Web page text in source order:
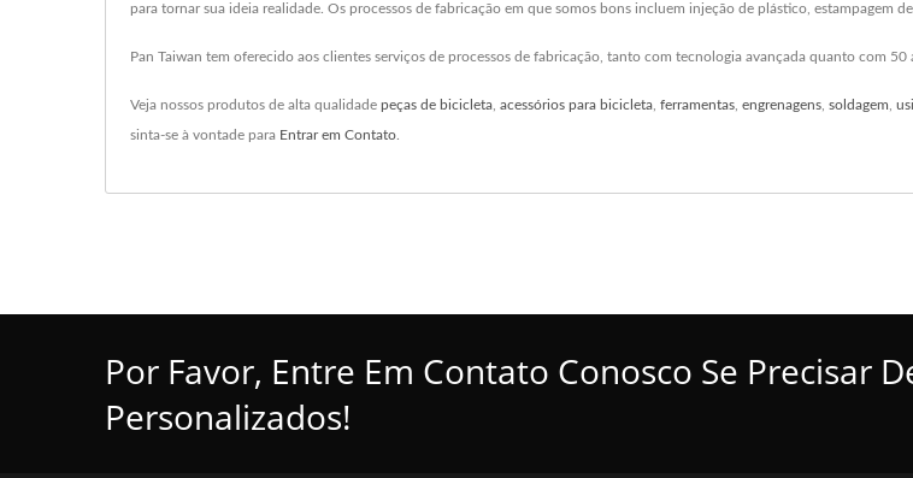
para tornar sua ideia realidade. Os processos de fabricação em que somos bons incluem injeção de plástico, estampagem
Pan Taiwan tem oferecido aos clientes serviços de processos de fabricação, tanto com tecnologia avançada quanto com
Veja nossos produtos de alta qualidade peças de bicicleta, acessórios para bicicleta, ferramentas, engrenagens, soldagem,
sinta-se à vontade para Entrar em Contato.
Por Favor, Entre Em Contato Conosco Se Precisar
Personalizados!